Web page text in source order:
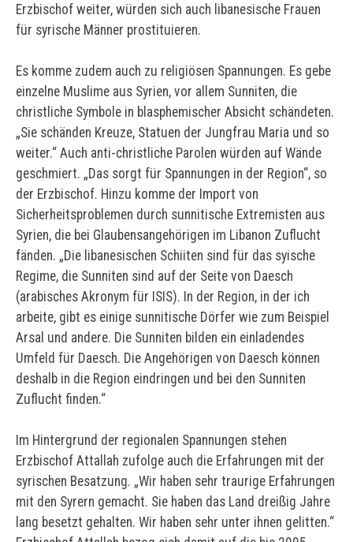
Erzbischof weiter, würden sich auch libanesische Frauen
für syrische Männer prostituieren.
Es komme zudem auch zu religiösen Spannungen. Es gebe
einzelne Muslime aus Syrien, vor allem Sunniten, die
christliche Symbole in blasphemischer Absicht schändeten.
„Sie schänden Kreuze, Statuen der Jungfrau Maria und so
weiter.“ Auch anti-christliche Parolen würden auf Wände
geschmiert. „Das sorgt für Spannungen in der Region“, so
der Erzbischof. Hinzu komme der Import von
Sicherheitsproblemen durch sunnitische Extremisten aus
Syrien, die bei Glaubensangehörigen im Libanon Zuflucht
fänden. „Die libanesischen Schiiten sind für das syische
Regime, die Sunniten sind auf der Seite von Daesch
(arabisches Akronym für ISIS). In der Region, in der ich
arbeite, gibt es einige sunnitische Dörfer wie zum Beispiel
Arsal und andere. Die Sunniten bilden ein einladendes
Umfeld für Daesch. Die Angehörigen von Daesch können
deshalb in die Region eindringen und bei den Sunniten
Zuflucht finden.“
Im Hintergrund der regionalen Spannungen stehen
Erzbischof Attallah zufolge auch die Erfahrungen mit der
syrischen Besatzung. „Wir haben sehr traurige Erfahrungen
mit den Syrern gemacht. Sie haben das Land dreißig Jahre
lang besetzt gehalten. Wir haben sehr unter ihnen gelitten.“